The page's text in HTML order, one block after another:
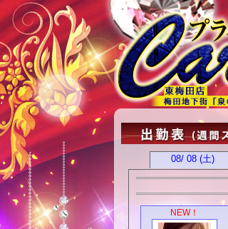
08/ 08 (土)
NEW！